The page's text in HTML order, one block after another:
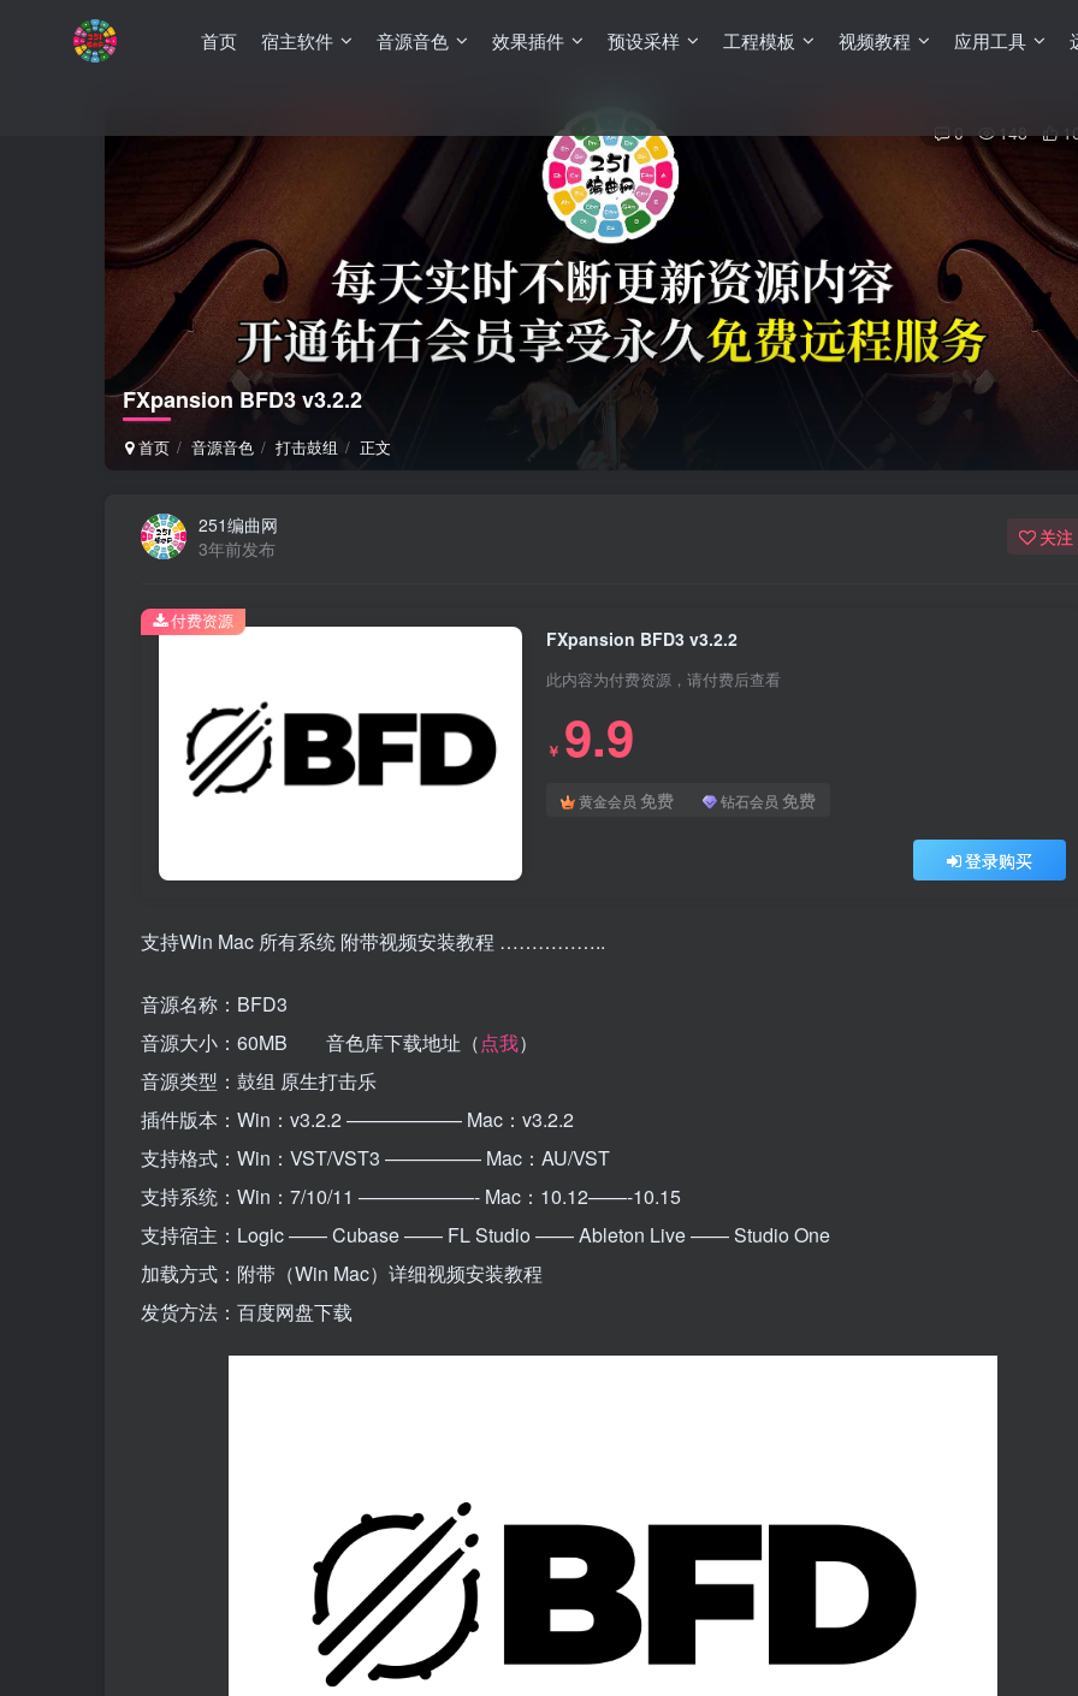
首页 宿主软件 音源音色 效果插件 预设采样 工程模板 视频教程 应用工具
FXpansion BFD3 v3.2.2
首页 音源音色 打击鼓组 正文
0 148
251编曲网
3年前发布
关注
FXpansion BFD3 v3.2.2
此内容为付费资源，请付费后查看
￥ 9.9
黄金会员 免费 钻石会员 免费
登录购买
付费资源
支持Win Mac 所有系统 附带视频安装教程 ……………..
音源名称：BFD3
音源大小：60MB 音色库下载地址（点我）
音源类型：鼓组 原生打击乐
插件版本：Win：v3.2.2 —————— Mac：v3.2.2
支持格式：Win：VST/VST3 ————— Mac：AU/VST
支持系统：Win：7/10/11 ——————- Mac：10.12——-10.15
支持宿主：Logic —— Cubase —— FL Studio —— Ableton Live —— Studio One
加载方式：附带（Win Mac）详细视频安装教程
发货方法：百度网盘下载